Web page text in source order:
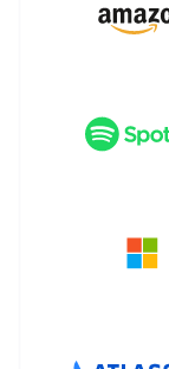
Identity